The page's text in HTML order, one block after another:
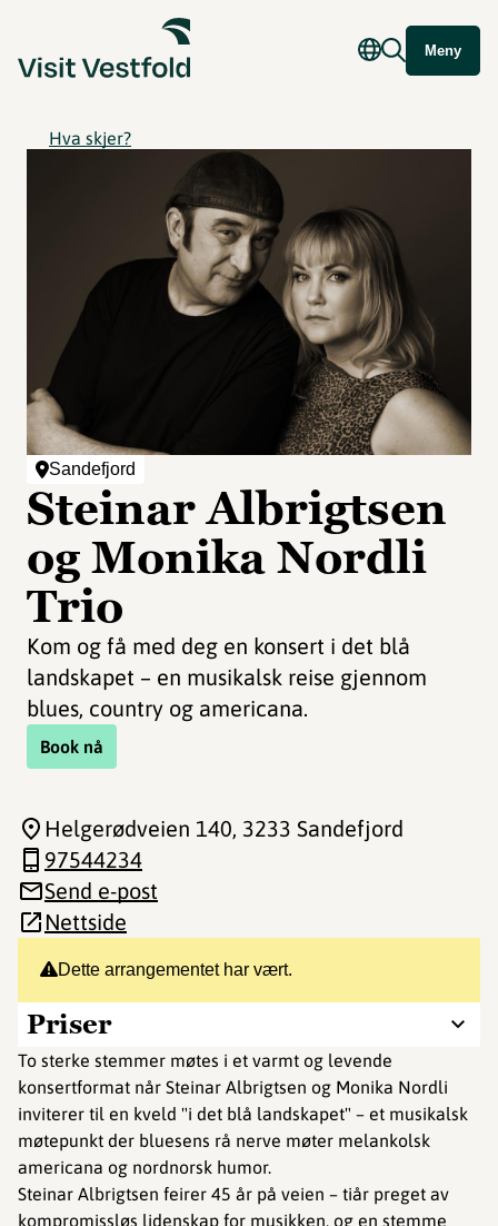
Meny
Hva skjer?
Sandefjord
Steinar Albrigtsen
og Monika Nordli
Trio
Kom og få med deg en konsert i det blå
landskapet – en musikalsk reise gjennom
blues, country og americana.
Book nå
Dette arrangementet har vært.
Priser
To sterke stemmer møtes i et varmt og levende
konsertformat når Steinar Albrigtsen og Monika Nordli
inviterer til en kveld "i det blå landskapet" – et musikalsk
møtepunkt der bluesens rå nerve møter melankolsk
americana og nordnorsk humor.
Steinar Albrigtsen feirer 45 år på veien – tiår preget av
kompromissløs lidenskap for musikken, og en stemme
Helgerødveien 140, 3233 Sandefjord
97544234
Send e-post
Nettside